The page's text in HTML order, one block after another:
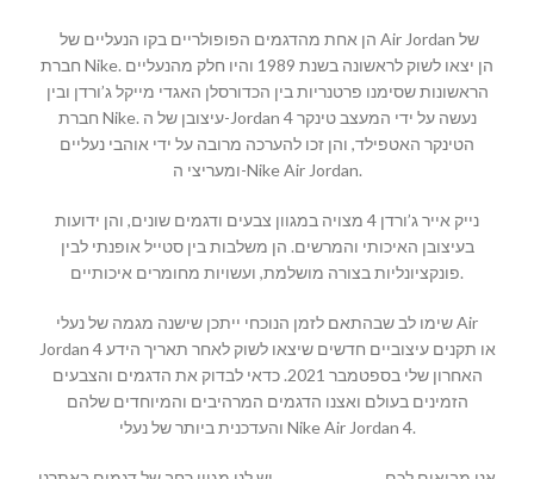
חברת Nike. הן יצאו לשוק לראשונה בשנת 1989 והיו חלק מהנעליים
הראשונות שסימנו פרטנריות בין הכדורסלן האגדי מייקל ג’ורדן ובין
חברת Nike. עיצובן של ה-Jordan 4 נעשה על ידי המעצב טינקר
הטינקר האטפילד, והן זכו להערכה מרובה על ידי אוהבי נעליים
ומעריצי ה-Nike Air Jordan.
נייק אייר ג’ורדן 4 מצויה במגוון צבעים ודגמים שונים, והן ידועות
בעיצובן האיכותי והמרשים. הן משלבות בין סטייל אופנתי לבין
פונקציונליות בצורה מושלמת, ועשויות מחומרים איכותיים.
שימו לב שבהתאם לזמן הנוכחי ייתכן שישנה מגמה של נעלי Air
Jordan 4 או תקנים עיצוביים חדשים שיצאו לשוק לאחר תאריך הידע
האחרון שלי בספטמבר 2021. כדאי לבדוק את הדגמים והצבעים
הזמינים בעולם ואצנו הדגמים המרהיבים והמיוחדים שלהם
והעדכנית ביותר של נעלי Nike Air Jordan 4.